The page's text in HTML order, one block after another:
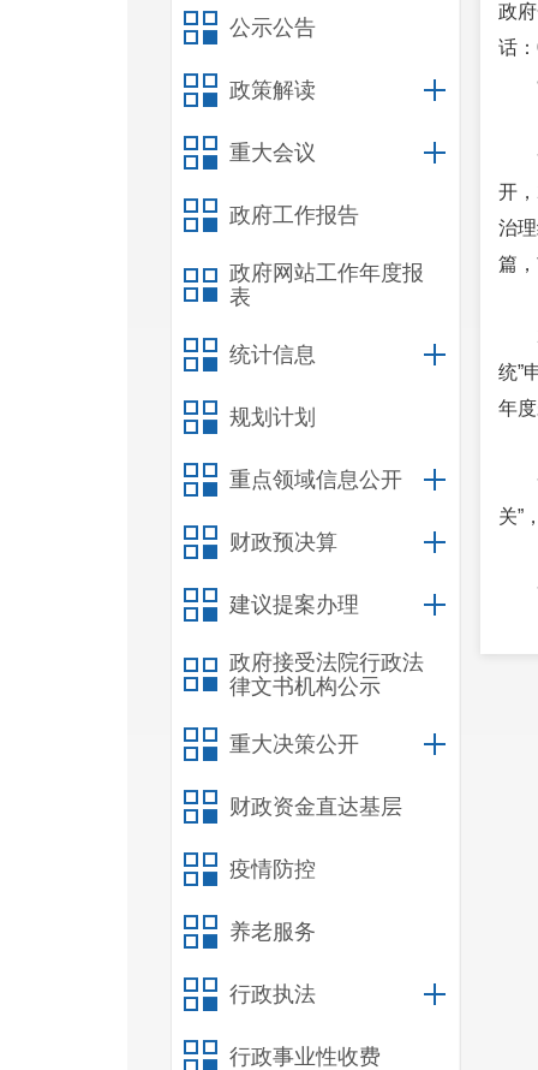
公示公告
政策解读
重大会议
政府工作报告
政府网站工作年度报
表
统计信息
规划计划
重点领域信息公开
财政预决算
建议提案办理
政府接受法院行政法
律文书机构公示
重大决策公开
财政资金直达基层
疫情防控
养老服务
行政执法
行政事业性收费
政
话：
开
治
篇
统”
年
关”
线